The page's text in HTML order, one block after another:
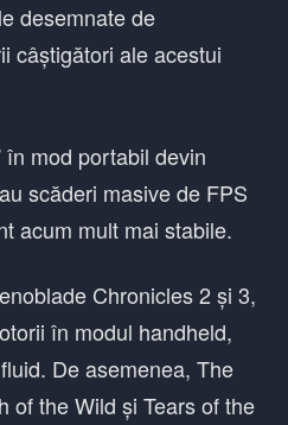
desemnate de
câștigători ale acestui
în mod portabil devin
scăderi masive de FPS
acum mult mai stabile.
Chronicles 2 și 3,
în modul handheld,
De asemenea, The
of the Wild și Tears of the